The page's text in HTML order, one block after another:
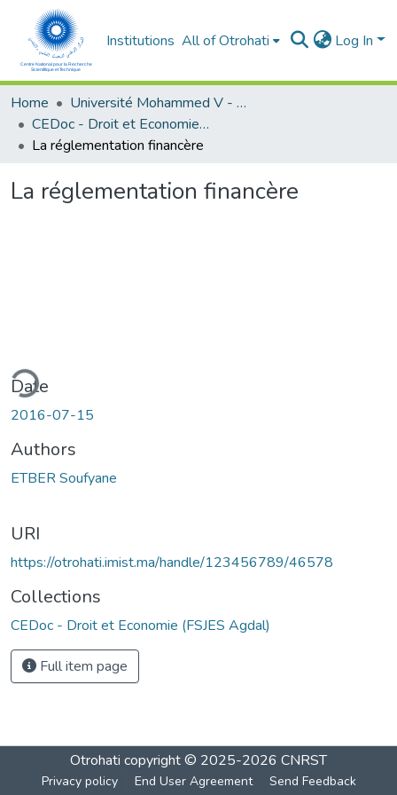
Institutions All of Otrohati Log In
Home
Université Mohammed V - Rabat
CEDoc - Droit et Economie (FSJES Agdal)
La réglementation financère
La réglementation financère
Date
2016-07-15
Authors
ETBER Soufyane
URI
https://otrohati.imist.ma/handle/123456789/46578
Collections
CEDoc - Droit et Economie (FSJES Agdal)
Full item page
Otrohati copyright © 2025-2026 CNRST
Privacy policy End User Agreement Send Feedback